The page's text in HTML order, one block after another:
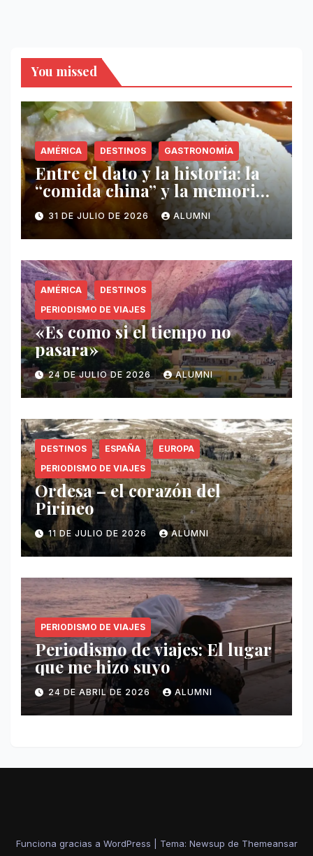
You missed
AMÉRICA DESTINOS GASTRONOMÍA
Entre el dato y la historia: la
“comida china” y la memoria
invisible en Puerto Rico
31 DE JULIO DE 2026 ALUMNI
AMÉRICA
DESTINOS
PERIODISMO DE VIAJES
«Es como si el tiempo no
pasara»
24 DE JULIO DE 2026 ALUMNI
DESTINOS ESPAÑA
EUROPA
PERIODISMO DE VIAJES
Ordesa – el corazón del
Pirineo
11 DE JULIO DE 2026 ALUMNI
PERIODISMO DE VIAJES
Periodismo de viajes: El lugar
que me hizo suyo
24 DE ABRIL DE 2026 ALUMNI
Funciona gracias a WordPress Tema: Newsup de Themeansar